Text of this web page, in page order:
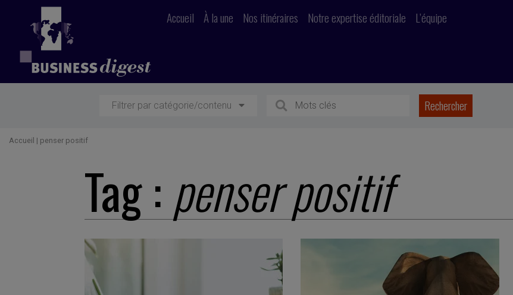
Accueil À la une Nos itinéraires Notre expertise éditoriale L’équipe
Filtrer par catégorie/contenu
Accueil | penser positif
Tag : penser positif